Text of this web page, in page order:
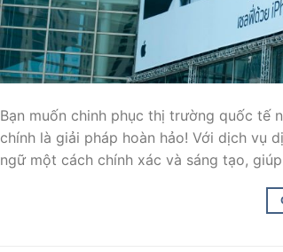
Bạn muốn chinh phục thị trường quốc tế
chính là giải pháp hoàn hảo! Với dịch vụ
ngữ một cách chính xác và sáng tạo,